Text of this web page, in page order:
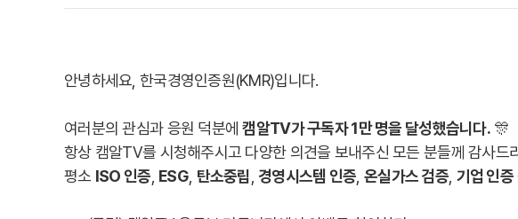
안녕하세요, 한국경영인증원(KMR)입니다.
여러분의 관심과 응원 덕분에캠알TV가 구독자 1만 명을 달성했습니다.🎊
항상 캠알TV를 시청해주시고 다양한 의견을 보내주신 모든 분들께 감사드
평소 ISO 인증 ESG, 탄소중립 경영시스템 인증 온실가스 검증, 기업 인증